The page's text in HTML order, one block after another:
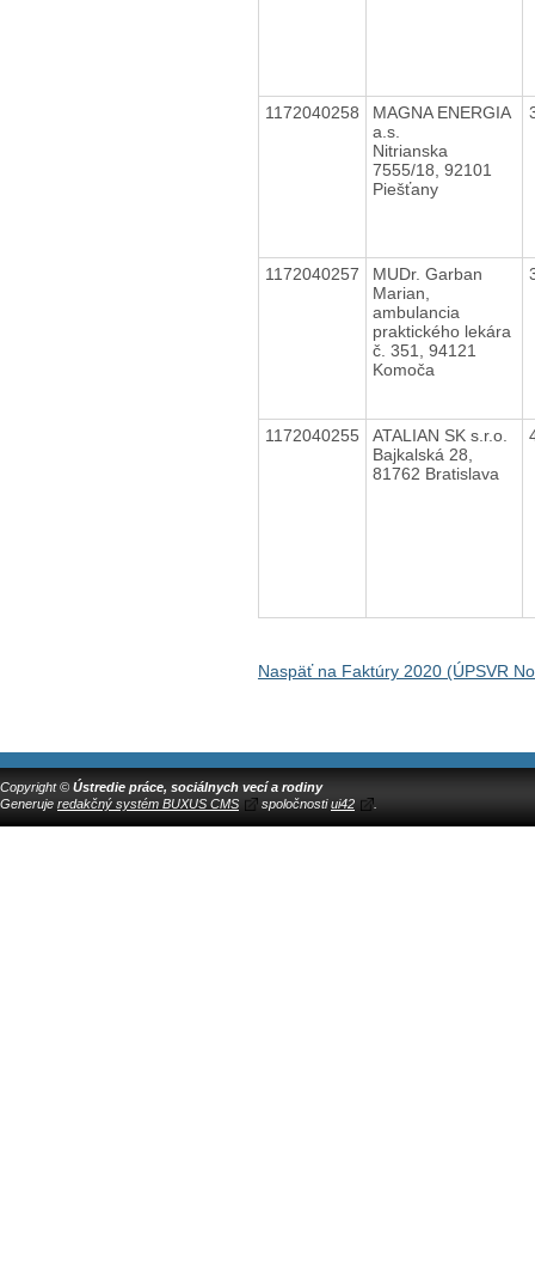
1172040258
MAGNA ENERGIA
a.s.
Nitrianska
7555/18, 92101
Piešťany
1172040257
MUDr. Garban
Marian,
ambulancia
praktického lekára
č. 351, 94121
Komoča
1172040255
ATALIAN SK s.r.o.
Bajkalská 28,
81762 Bratislava
Naspäť na Faktúry 2020 (ÚPSVR
Copyright © Ústredie práce, sociálnych vecí a rodiny
Generuje redakčný systém BUXUS CMS spoločnostiui42